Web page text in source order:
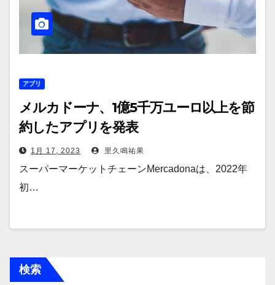
アプリ
メルカドーナ、1億5千万ユーロ以上を節
約したアプリを発表
1月 17, 2023 里久鳴祐果
スーパーマーケットチェーンMercadonaは、2022年
初…
検索